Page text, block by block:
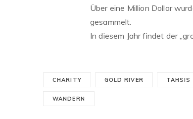
Über eine Million Dollar
gesammelt.
In diesem Jahr findet der
CHARITY GOLD RIVER TAHSIS
WANDERN